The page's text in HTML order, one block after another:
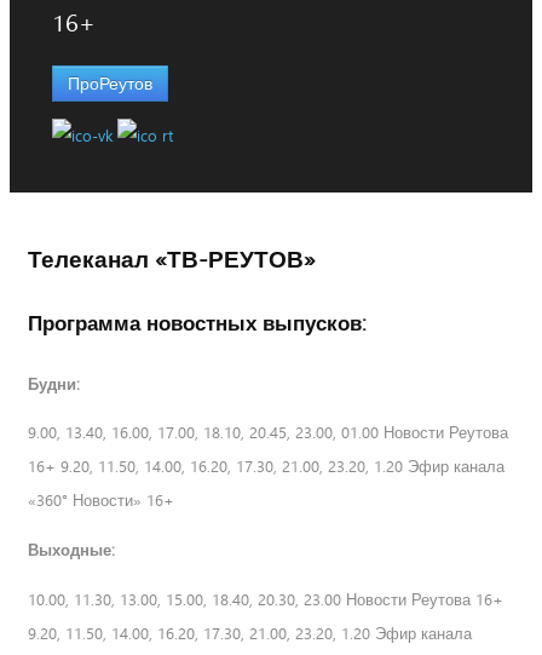
16+
ПроРеутов
Телеканал «ТВ-РЕУТОВ»
Программа новостных выпусков:
Будни:
9.00, 13.40, 16.00, 17.00, 18.10, 20.45, 23.00, 01.00 Новости Реутова
16+ 9.20, 11.50, 14.00, 16.20, 17.30, 21.00, 23.20, 1.20 Эфир канала
«360° Новости» 16+
Выходные:
10.00, 11.30, 13.00, 15.00, 18.40, 20.30, 23.00 Новости Реутова 16+
9.20, 11.50, 14.00, 16.20, 17.30, 21.00, 23.20, 1.20 Эфир канала